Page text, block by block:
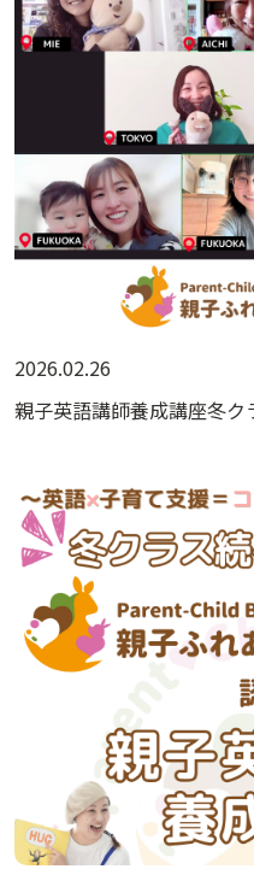
2026.02.26
親子英語講師養成講座冬ク